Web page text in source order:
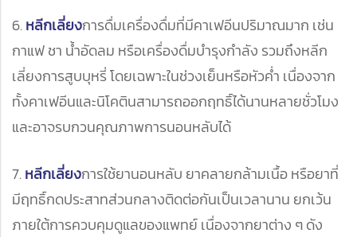
6.หลีกเลี่ยงการดื่มเครื่องดื่มที่มีคาเฟอีนปริมาณมาก เช่น
กาแฟ ชา น้ำอัดลม หรือเครื่องดื่มบำรุงกำลัง รวมถึงหลีก
เลี่ยงการสูบบุหรี่ โดยเฉพาะในช่วงเย็นหรือหัวค่ำ เนื่องจาก
ทั้งคาเฟอีนและนิโคตินสามารถออกฤทธิ์ได้นานหลายชั่วโมง
และอาจรบกวนคุณภาพการนอนหลับได้
7.หลีกเลี่ยงการใช้ยานอนหลับ ยาคลายกล้ามเนื้อ หรือยาที่
มีฤทธิ์กดประสาทส่วนกลางติดต่อกันเป็นเวลานาน ยกเว้น
ภายใต้การควบคุมดูแลของแพทย์ เนื่องจากยาต่าง ๆ ดัง